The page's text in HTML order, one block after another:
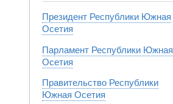
Президент Республики Южная
Осетия
Парламент Республики Южная
Осетия
Правительство Республики
Южная Осетия